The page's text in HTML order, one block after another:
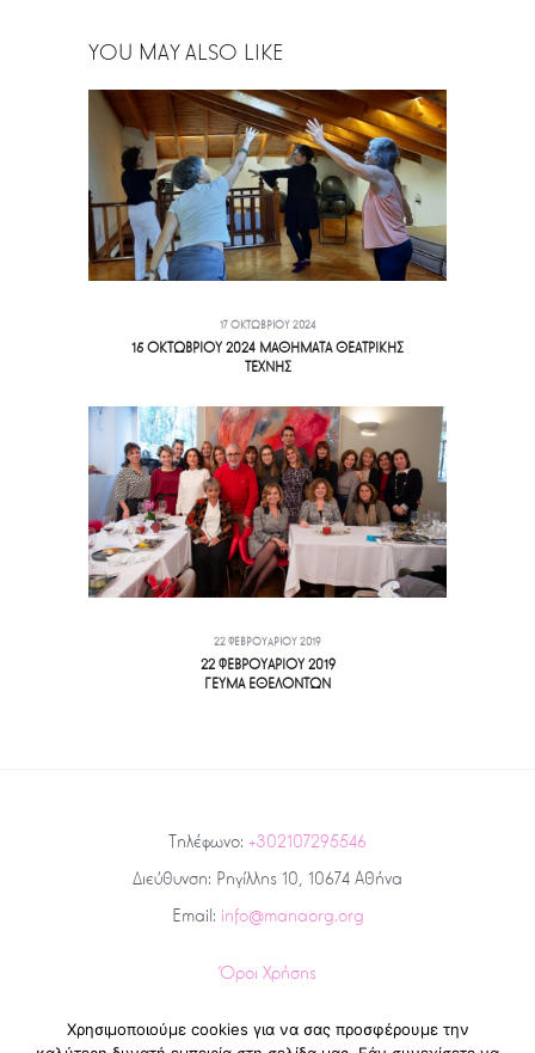
YOU MAY ALSO LIKE
17 ΟΚΤΩΒΡΊΟΥ 2024
15 ΟΚΤΩΒΡΙΟΥ 2024 ΜΑΘΗΜΑΤΑ ΘΕΑΤΡΙΚΗΣ
ΤΕΧΝΗΣ
22 ΦΕΒΡΟΥΑΡΊΟΥ 2019
22 ΦΕΒΡΟΥΑΡΙΟΥ 2019
ΓΕΥΜΑ ΕΘΕΛΟΝΤΩΝ
Τηλέφωνο: +302107295546
Διεύθυνση: Ρηγίλλης 10, 10674 Αθήνα
Email: info@manaorg.org
Όροι Χρήσης
Χρησιμοποιούμε cookies για να σας προσφέρουμε την